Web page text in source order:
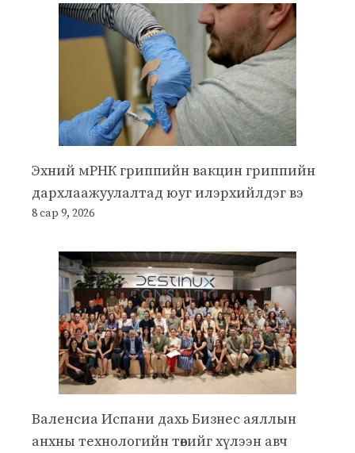
Эхний мРНК гриппийн вакцин гриппийн
дархлаажуулалтад юуг илэрхийлдэг вэ
8 сар 9, 2026
Валенсиа Испани дахь Бизнес аяллын
анхны технологийн төвийг хүлээн авч